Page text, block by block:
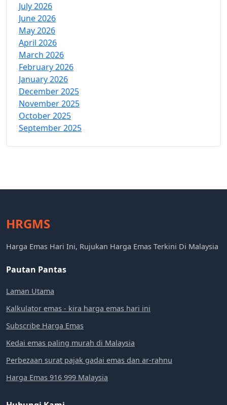
July 2026
June 2026
May 2026
April 2026
March 2026
February 2026
January 2026
December 2025
November 2025
October 2025
September 2025
HRGMS
Harga Emas Hari Ini, Rujukan Harga Emas Terkini Di Malaysia
Pautan Pantas
Laman Utama
Kalkulator emas - kira harga emas hari ini
Subscribe Harga Emas
Kedai emas paling murah di Malaysia
Perbezaan surat pajak gadai emas dan ar-rahnu
Harga Emas 916 999 Malaysia